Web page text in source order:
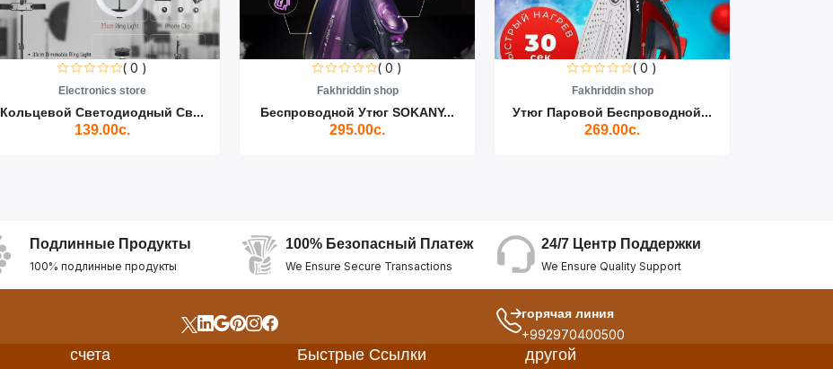
( 0 )
Electronics store
Кольцевой Светодиодный Св...
139.00с.
( 0 )
Fakhriddin shop
Беспроводной Утюг SOKANY...
295.00с.
( 0 )
Fakhriddin shop
Утюг Паровой Беспроводной...
269.00с.
Подлинные Продукты
100% подлинные продукты
100% Безопасный Платеж
We Ensure Secure Transactions
24/7 Центр Поддержки
We Ensure Quality Support
горячая линия
+992970400500
счета Быстрые Ссылки другой